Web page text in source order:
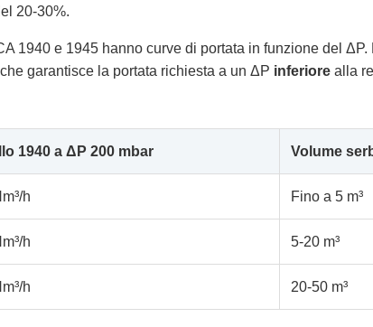
20-30%.
1940 e 1945 hanno curve di portata in funzione del
garantisce la portata richiesta a un ΔP inferiore alla
1940 a ΔP 200 mbar Volume
h Fino a 5 m³
h 5-20 m³
h 20-50 m³